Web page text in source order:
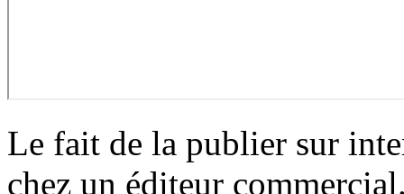
Le fait de la publier sur
chez un éditeur